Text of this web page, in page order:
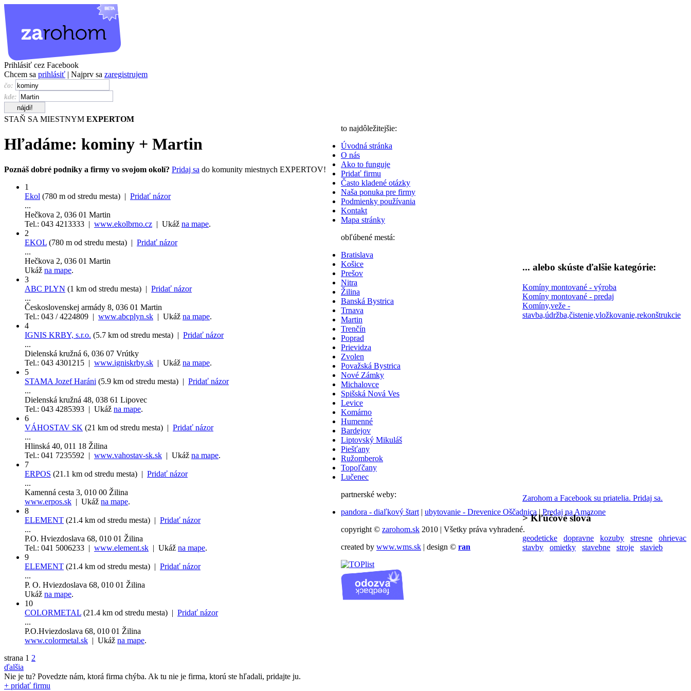
Prihlásiť cez Facebook
Chcem sa prihlásiť | Najprv sa zaregistrujem
čo:
kde:
STAŇ SA MIESTNYM EXPERTOM
Hľadáme: kominy + Martin
Poznáš dobré podniky a firmy vo svojom okolí? Pridaj sa do komunity miestnych EXPERTOV!
1
Ekol (780 m od stredu mesta) | Pridať názor
...
Hečkova 2, 036 01 Martin
Tel.: 043 4213333 | www.ekolbrno.cz | Ukáž na mape.
2
EKOL (780 m od stredu mesta) | Pridať názor
...
Hečkova 2, 036 01 Martin
Ukáž na mape.
3
ABC PLYN (1 km od stredu mesta) | Pridať názor
...
Československej armády 8, 036 01 Martin
Tel.: 043 / 4224809 | www.abcplyn.sk | Ukáž na mape.
4
IGNIS KRBY, s.r.o. (5.7 km od stredu mesta) | Pridať názor
...
Dielenská kružná 6, 036 07 Vrútky
Tel.: 043 4301215 | www.igniskrby.sk | Ukáž na mape.
5
STAMA Jozef Haráni (5.9 km od stredu mesta) | Pridať názor
...
Dielenská kružná 48, 038 61 Lipovec
Tel.: 043 4285393 | Ukáž na mape.
6
VÁHOSTAV SK (21 km od stredu mesta) | Pridať názor
...
Hlinská 40, 011 18 Žilina
Tel.: 041 7235592 | www.vahostav-sk.sk | Ukáž na mape.
7
ERPOS (21.1 km od stredu mesta) | Pridať názor
...
Kamenná cesta 3, 010 00 Žilina
www.erpos.sk | Ukáž na mape.
8
ELEMENT (21.4 km od stredu mesta) | Pridať názor
...
P.O. Hviezdoslava 68, 010 01 Žilina
Tel.: 041 5006233 | www.element.sk | Ukáž na mape.
9
ELEMENT (21.4 km od stredu mesta) | Pridať názor
...
P. O. Hviezdoslava 68, 010 01 Žilina
Ukáž na mape.
10
COLORMETAL (21.4 km od stredu mesta) | Pridať názor
...
P.O.Hviezdoslava 68, 010 01 Žilina
www.colormetal.sk | Ukáž na mape.
strana 1 2
ďalšia
Nie je tu? Povedzte nám, ktorá firma chýba. Ak tu nie je firma, ktorú ste hľadali, pridajte ju.
+ pridať firmu
... alebo skúste ďalšie kategórie:
Komíny montované - výroba
Komíny montované - predaj
Komíny,veže -
stavba,údržba,čistenie,vložkovanie,rekonštrukcie
Zarohom a Facebook su priatelia. Pridaj sa.
>Kľúčové slová
geodeticke dopravne kozuby stresne
ohrievac
stavby
omietky stavebne stroje stavieb
to najdôležitejšie:
Úvodná stránka
O nás
Ako to funguje
Pridať firmu
Často kladené otázky
Naša ponuka pre firmy
Podmienky používania
Kontakt
Mapa stránky
obľúbené mestá:
Bratislava
Košice
Prešov
Nitra
Žilina
Banská Bystrica
Trnava
Martin
Trenčín
Poprad
Prievidza
Zvolen
Považská Bystrica
Nové Zámky
Michalovce
Spišská Nová Ves
Levice
Komárno
Humenné
Bardejov
Liptovský Mikuláš
Piešťany
Ružomberok
Topoľčany
Lučenec
partnerské weby:
pandora - diaľkový štart | ubytovanie - Drevenice Oščadnica | Predaj na Amazone
copyright © zarohom.sk 2010 | Všetky práva vyhradené.
created by www.wms.sk | design © ran